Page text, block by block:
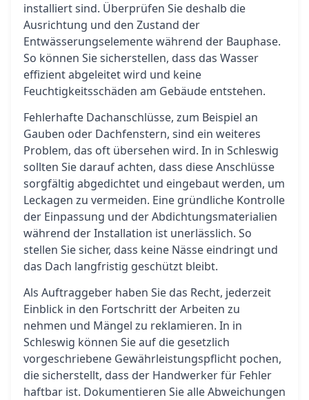
installiert sind. Überprüfen Sie deshalb die
Ausrichtung und den Zustand der
Entwässerungselemente während der Bauphase.
So können Sie sicherstellen, dass das Wasser
effizient abgeleitet wird und keine
Feuchtigkeitsschäden am Gebäude entstehen.
Fehlerhafte Dachanschlüsse, zum Beispiel an
Gauben oder Dachfenstern, sind ein weiteres
Problem, das oft übersehen wird. In in Schleswig
sollten Sie darauf achten, dass diese Anschlüsse
sorgfältig abgedichtet und eingebaut werden, um
Leckagen zu vermeiden. Eine gründliche Kontrolle
der Einpassung und der Abdichtungsmaterialien
während der Installation ist unerlässlich. So
stellen Sie sicher, dass keine Nässe eindringt und
das Dach langfristig geschützt bleibt.
Als Auftraggeber haben Sie das Recht, jederzeit
Einblick in den Fortschritt der Arbeiten zu
nehmen und Mängel zu reklamieren. In in
Schleswig können Sie auf die gesetzlich
vorgeschriebene Gewährleistungspflicht pochen,
die sicherstellt, dass der Handwerker für Fehler
haftbar ist. Dokumentieren Sie alle Abweichungen